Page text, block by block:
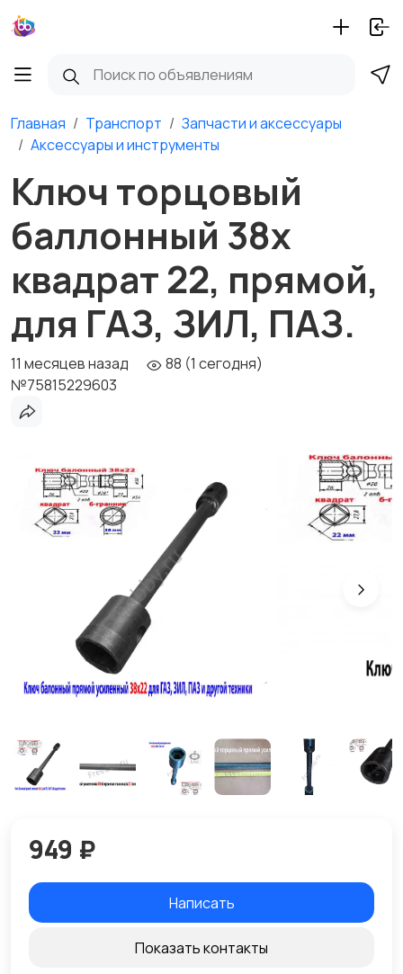
Главная Транспорт
Запчасти и аксессуары
Аксессуары и инструменты
Ключ торцовый
баллонный 38х
квадрат 22, прямой,
для ГАЗ, ЗИЛ, ПАЗ.
11 месяцев назад
88 (1 сегодня)
№75815229603
949 ₽
Написать
Показать контакты